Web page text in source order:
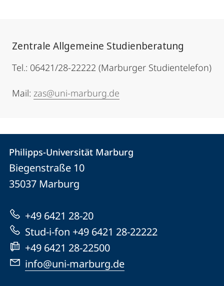
Zentrale Allgemeine Studienberatung
Tel.: 06421/28-22222 (Marburger Studientelefon)
Mail: zas@uni-marburg.de
Kontakt
und
Informationen
zur
Website
Kontaktinformationen
Philipps-
Universität
Philipps-Universität Marburg
Biegenstraße 10
35037 Marburg
+49 6421 28-20
Stud-i-fon +49 6421 28-22222
+49 6421 28-22500
info@uni-marburg.de